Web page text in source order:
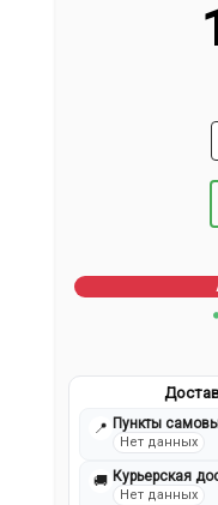
📍 Пункты
Нет данных
🚚 Курьерская
Нет данных